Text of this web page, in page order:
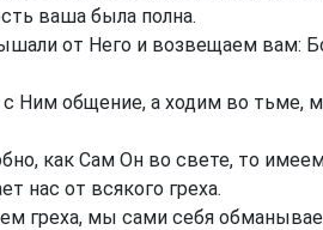
ваша была полна.
от Него и возвещаем вам:
Ним общение, а ходим во тьме,
как Сам Он во свете, то
нас от всякого греха.
греха, мы сами себя